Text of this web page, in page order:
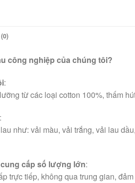
công nghiệp của chúng tôi?
:
từ các loại cotton 100%, thấm
:
như: vải màu, vải trắng, vải lau
cấp số lượng lớn:
trực tiếp, không qua trung gian,